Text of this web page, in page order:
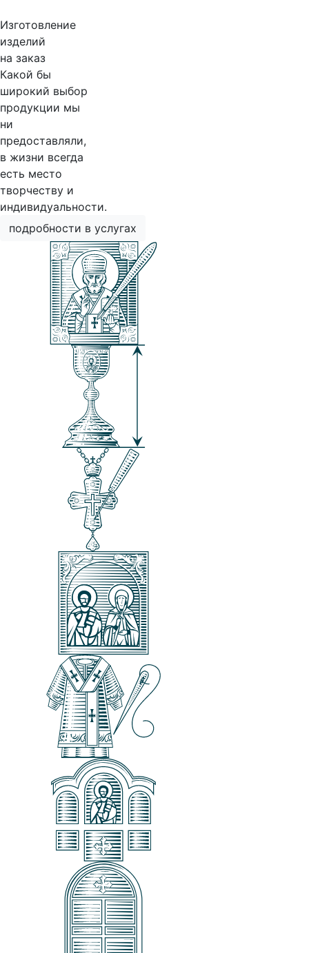
Изготовление
изделий
на заказ
Какой бы
широкий выбор
продукции мы
ни
предоставляли,
в жизни всегда
есть место
творчеству и
индивидуальности.
подробности в услугах